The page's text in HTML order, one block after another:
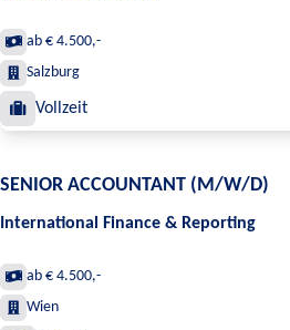
ab € 4.500,-
Salzburg
Vollzeit
SENIOR ACCOUNTANT (M/W/D)
International Finance & Reporting
ab € 4.500,-
Wien